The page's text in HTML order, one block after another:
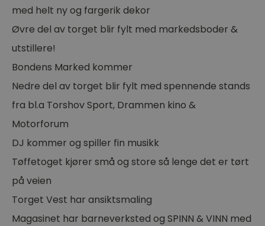
med helt ny og fargerik dekor
Øvre del av torget blir fylt med markedsboder &
utstillere!
Bondens Marked kommer
Nedre del av torget blir fylt med spennende stands
fra bl.a Torshov Sport, Drammen kino &
Motorforum
DJ kommer og spiller fin musikk
Tøffetoget kjører små og store så lenge det er tørt
på veien
Torget Vest har ansiktsmaling
Magasinet har barneverksted og SPINN & VINN med